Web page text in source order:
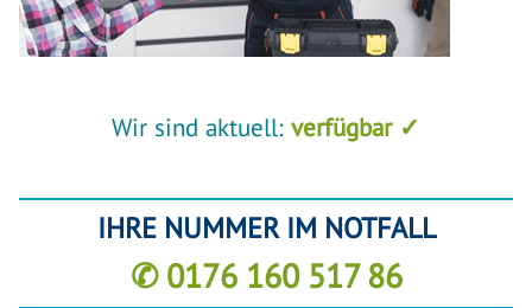
Wir sind aktuell: verfügbar ✓
IHRE NUMMER IM NOTFALL
✆ 0176 160 517 86